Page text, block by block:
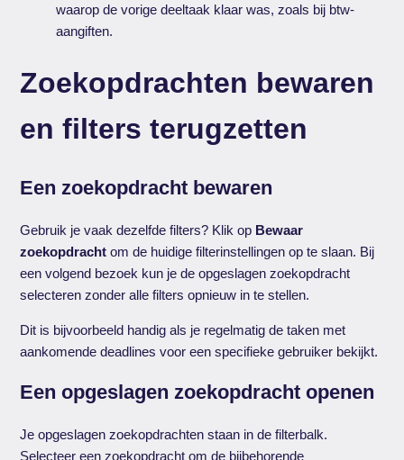
waarop de vorige deeltaak klaar was, zoals bij btw-
aangiften.
Zoekopdrachten bewaren
en filters terugzetten
Een zoekopdracht bewaren
Gebruik je vaak dezelfde filters? Klik op Bewaar
zoekopdracht om de huidige filterinstellingen op te slaan. Bij
een volgend bezoek kun je de opgeslagen zoekopdracht
selecteren zonder alle filters opnieuw in te stellen.
Dit is bijvoorbeeld handig als je regelmatig de taken met
aankomende deadlines voor een specifieke gebruiker bekijkt.
Een opgeslagen zoekopdracht openen
Je opgeslagen zoekopdrachten staan in de filterbalk.
Selecteer een zoekopdracht om de bijbehorende